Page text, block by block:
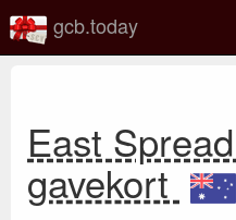
gcb.today
East
gavekort